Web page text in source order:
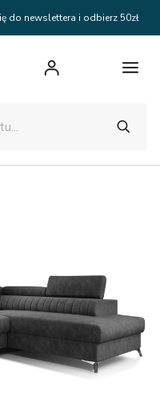
do newslettera i odbierz 50zł